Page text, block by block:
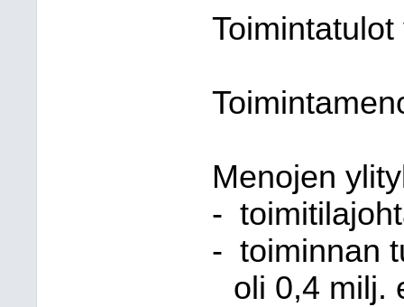
Menojen
-
- toiminnan
oli 0,4 milj.